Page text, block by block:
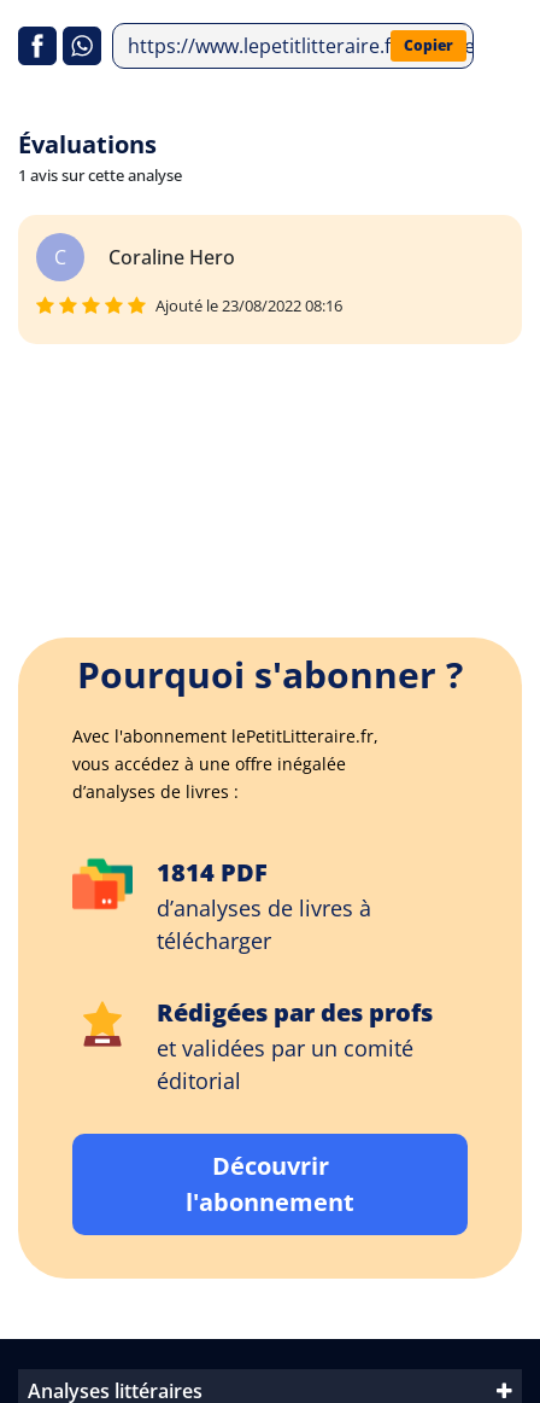
https://www.lepetitlitteraire.fr/analyses-
Copier
Évaluations
1 avis sur cette analyse
C Coraline Hero
Ajouté le 23/08/2022 08:16
Pourquoi s'abonner ?
Avec l'abonnement lePetitLitteraire.fr,
vous accédez à une offre inégalée
d’analyses de livres :
1814 PDF
d’analyses de livres à
télécharger
Rédigées par des profs
et validées par un comité
éditorial
Découvrir
l'abonnement
Analyses littéraires